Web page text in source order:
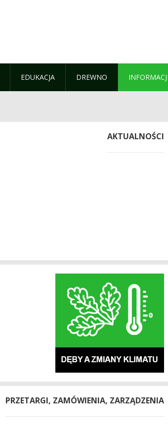
EDUKACJA DREWNO
AKTUALNOŚCI
PRZETARGI, ZAMÓWIENIA, ZARZĄDZENIA